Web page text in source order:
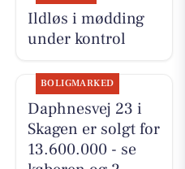
Ildløs i mødding
under kontrol
BOLIGMARKED
Daphnesvej 23 i
Skagen er solgt for
13.600.000 - se